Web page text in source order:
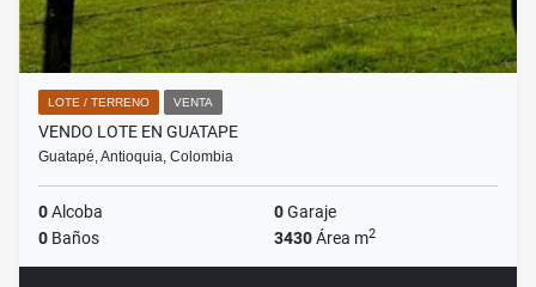
LOTE / TERRENO VENTA
VENDO LOTE EN GUATAPE
Guatapé, Antioquia, Colombia
0Alcoba 0Garaje
0 Baños 3430Área m2